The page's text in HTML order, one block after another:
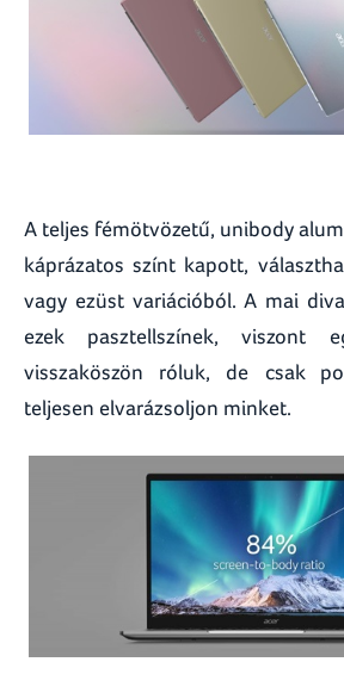
A teljes fémötvözetű, unibody
káprázatos színt kapott,
vagy ezüst variációból. A mai
ezek pasztellszínek, viszont
visszaköszön róluk, de csak
teljesen elvarázsoljon minket.